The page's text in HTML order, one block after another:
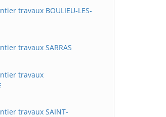
travaux BOULIEU-LES-
travaux SARRAS
travaux
travaux SAINT-